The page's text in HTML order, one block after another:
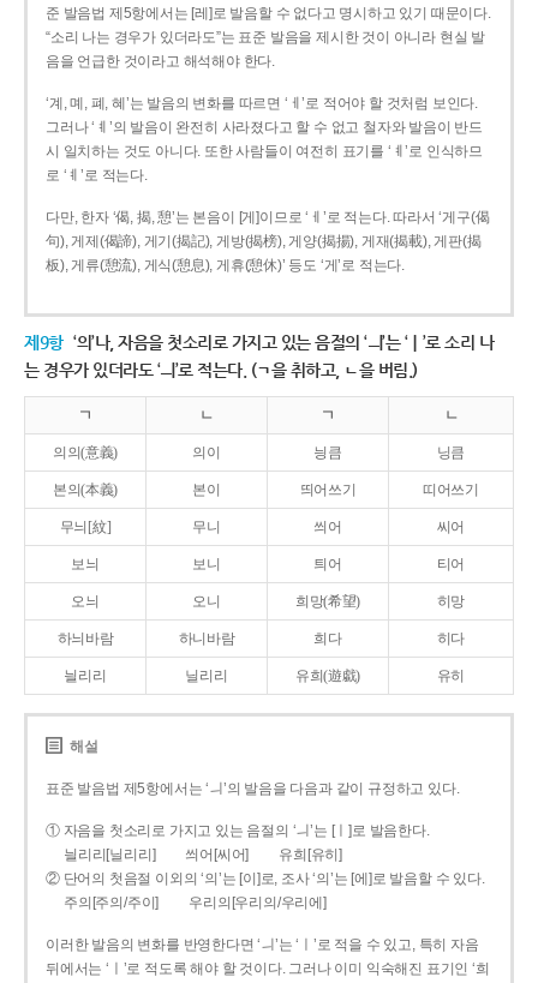
준 발음법 제5항에서는 [레]로 발음할 수 없다고 명시하고 있기 때문이다.
“소리 나는 경우가 있더라도”는 표준 발음을 제시한 것이 아니라 현실 발
음을 언급한 것이라고 해석해야 한다.
‘계, 몌, 폐, 혜’는 발음의 변화를 따르면 ‘ㅔ’로 적어야 할 것처럼 보인다.
그러나 ‘ㅖ’의 발음이 완전히 사라졌다고 할 수 없고 철자와 발음이 반드
시 일치하는 것도 아니다. 또한 사람들이 여전히 표기를 ‘ㅖ’로 인식하므
로 ‘ㅖ’로 적는다.
다만, 한자 ‘偈, 揭, 憩’는 본음이 [게]이므로 ‘ㅔ’로 적는다. 따라서 ‘게구(偈
句), 게제(偈諦), 게기(揭記), 게방(揭榜), 게양(揭揚), 게재(揭載), 게판(揭
板), 게류(憩流), 게식(憩息), 게휴(憩休)’ 등도 ‘게’로 적는다.
제9항 ‘의’나, 자음을 첫소리로 가지고 있는 음절의 ‘ㅢ’는 ‘ㅣ’로 소리 나
는 경우가 있더라도 ‘ㅢ’로 적는다. (ㄱ을 취하고, ㄴ을 버림.)
ㄱ ㄴ ㄱ ㄴ
의의(意義) 의이 닁큼 닝큼
본의(本義) 본이 띄어쓰기 띠어쓰기
무늬[紋] 무니 씌어 씨어
보늬 보니 틔어 티어
오늬 오니 희망(希望) 히망
하늬바람 하니바람 희다 히다
늴리리 닐리리 유희(遊戱) 유히
해설
표준 발음법 제5항에서는 ‘ㅢ’의 발음을 다음과 같이 규정하고 있다.
① 자음을 첫소리로 가지고 있는 음절의 ‘ㅢ’는 [ㅣ]로 발음한다.
늴리리[닐리리]
씌어[씨어]
유희[유히]
② 단어의 첫음절 이외의 ‘의’는 [이]로, 조사 ‘의’는 [에]로 발음할 수 있다.
주의[주의/주이]
우리의[우리의/우리에]
이러한 발음의 변화를 반영한다면 ‘ㅢ’는 ‘ㅣ’로 적을 수 있고, 특히 자음
뒤에서는 ‘ㅣ’로 적도록 해야 할 것이다. 그러나 이미 익숙해진 표기인 ‘희